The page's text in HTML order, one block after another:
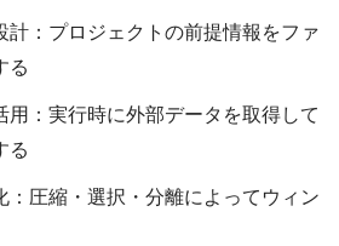
計：プロジェクトの前提情報をファ
る
用：実行時に外部データを取得して
る
：圧縮・選択・分離によってウィン